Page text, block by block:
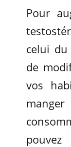
Pour
celui
de
vos